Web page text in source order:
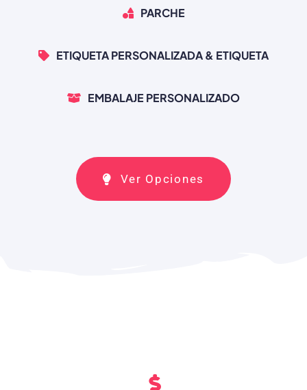
PARCHE
ETIQUETA PERSONALIZADA & ETIQUETA
EMBALAJE PERSONALIZADO
Ver Opciones